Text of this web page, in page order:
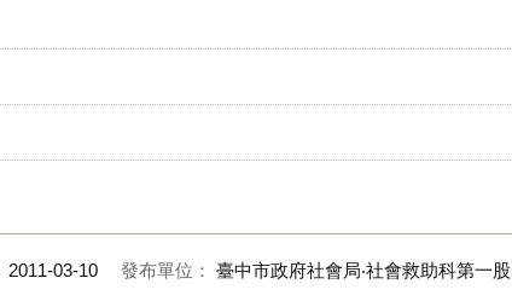
2011-03-10 發布單位： 臺中市政府社會局‧社會救助科第一股